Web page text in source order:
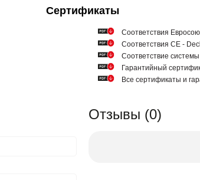
Сертификаты
Соответствия
Соответствия СЕ -
Соответствие
Гарантийный
Все сертификаты и
Отзывы (0)